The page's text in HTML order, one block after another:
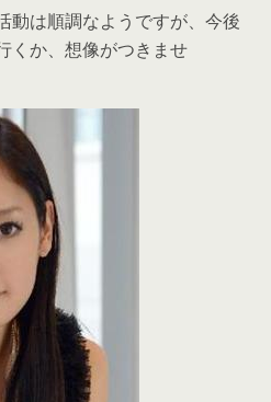
動は順調なようですが、今後
くか、想像がつきませ